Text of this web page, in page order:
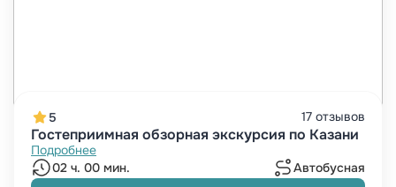
5 17 отзывов
Гостеприимная обзорная экскурсия по Казани
Подробнее
02 ч. 00 мин.
Автобусная